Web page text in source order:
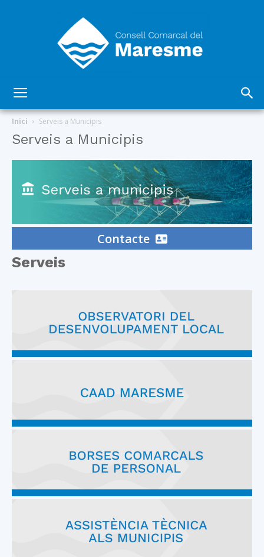
del
Inici Serveis a Municipis
Serveis a Municipis
Contacte
Serveis